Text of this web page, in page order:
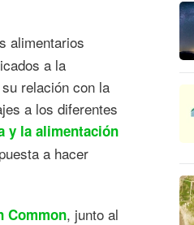
alimentarios
a la
relación con la
a los diferentes
y la alimentación
a hacer
Common, junto al